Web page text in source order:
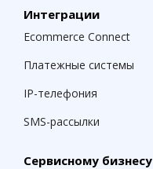
Интеграции
Ecommerce Connect
Платежные системы
IP-телефония
SMS-рассылки
Сервисному бизнесу